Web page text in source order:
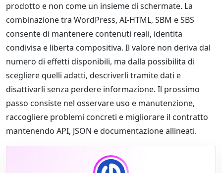
prodotto e non come un insieme di schermate. La
combinazione tra WordPress, AI-HTML, SBM e SBS
consente di mantenere contenuti reali, identita
condivisa e liberta compositiva. Il valore non deriva dal
numero di effetti disponibili, ma dalla possibilita di
scegliere quelli adatti, descriverli tramite dati e
disattivarli senza perdere informazione. Il prossimo
passo consiste nel osservare uso e manutenzione,
raccogliere problemi concreti e migliorare il contratto
mantenendo API, JSON e documentazione allineati.